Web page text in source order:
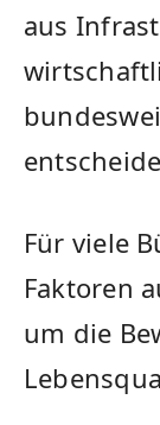
aus
Für viele
Faktoren
um die